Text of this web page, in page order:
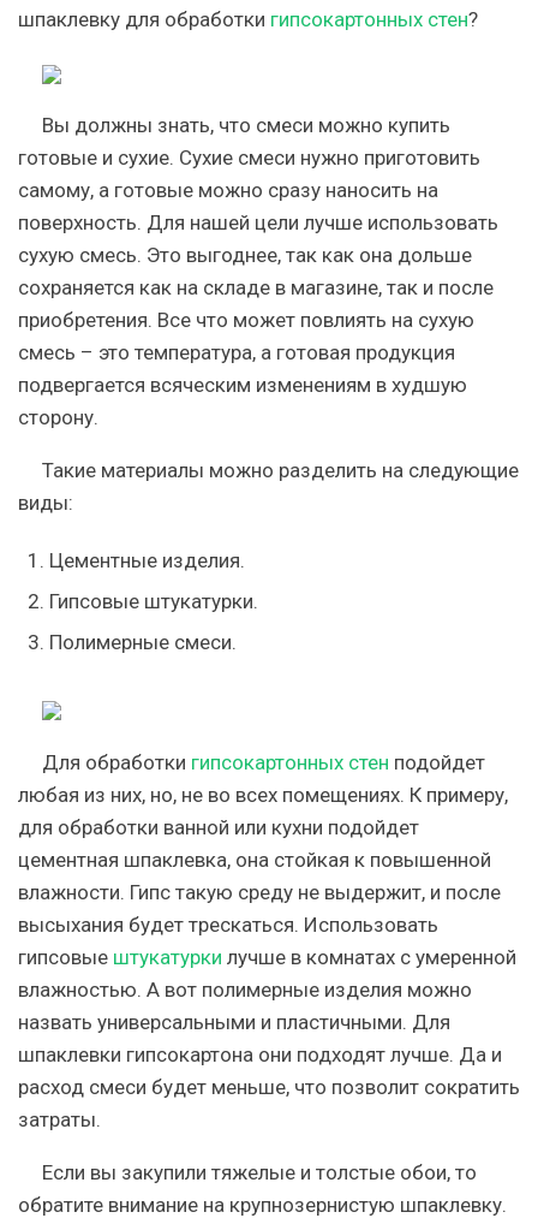
шпаклевку для обработки гипсокартонных стен?
Вы должны знать, что смеси можно купить
готовые и сухие. Сухие смеси нужно приготовить
самому, а готовые можно сразу наносить на
поверхность. Для нашей цели лучше использовать
сухую смесь. Это выгоднее, так как она дольше
сохраняется как на складе в магазине, так и после
приобретения. Все что может повлиять на сухую
смесь – это температура, а готовая продукция
подвергается всяческим изменениям в худшую
сторону.
Такие материалы можно разделить на следующие
виды:
Цементные изделия.
Гипсовые штукатурки.
Полимерные смеси.
Для обработки гипсокартонных стен подойдет
любая из них, но, не во всех помещениях. К примеру,
для обработки ванной или кухни подойдет
цементная шпаклевка, она стойкая к повышенной
влажности. Гипс такую среду не выдержит, и после
высыхания будет трескаться. Использовать
гипсовые штукатурки лучше в комнатах с умеренной
влажностью. А вот полимерные изделия можно
назвать универсальными и пластичными. Для
шпаклевки гипсокартона они подходят лучше. Да и
расход смеси будет меньше, что позволит сократить
затраты.
Если вы закупили тяжелые и толстые обои, то
обратите внимание на крупнозернистую шпаклевку.